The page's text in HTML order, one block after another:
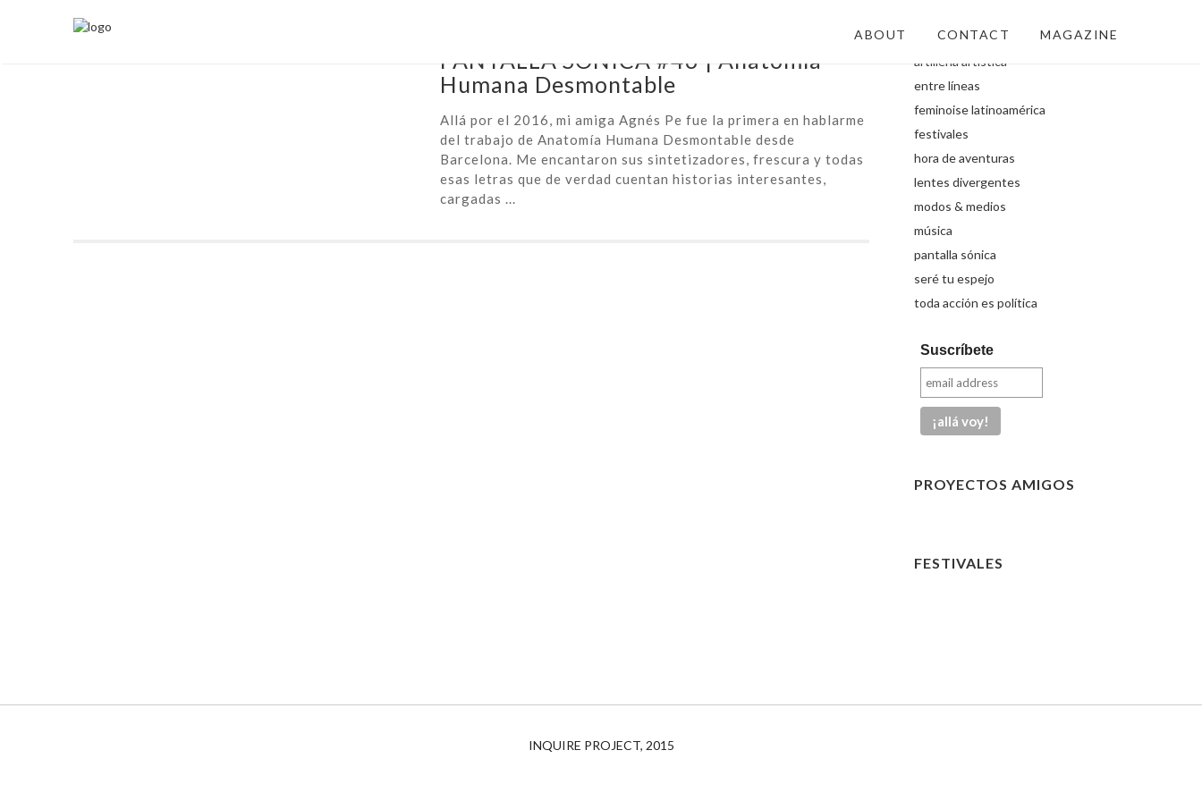
ABOUT CONTACT MAGAZINE
PANTALLA SÓNICA #46 | Anatomía
Humana Desmontable
Allá por el 2016, mi amiga Agnés Pe fue la primera en hablarme
del trabajo de Anatomía Humana Desmontable desde
Barcelona. Me encantaron sus sintetizadores, frescura y todas
esas letras que de verdad cuentan historias interesantes,
cargadas ...
Secciones
artillería artística
entre líneas
feminoise latinoamérica
festivales
hora de aventuras
lentes divergentes
modos & medios
música
pantalla sónica
seré tu espejo
toda acción es política
Suscríbete
PROYECTOS AMIGOS
FESTIVALES
INQUIRE PROJECT, 2015